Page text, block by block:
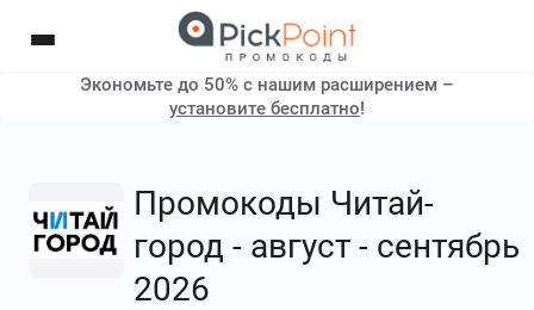
Экономьте до 50% с нашим расширением –
установите бесплатно!
Промокоды Читай-
город - август - сентябрь
2026